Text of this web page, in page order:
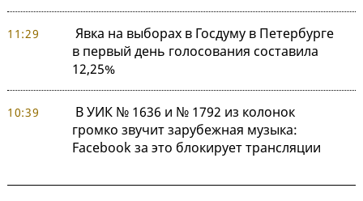
11:29
Явка на выборах в Госдуму в Петербурге
в первый день голосования составила
12,25%
10:39
В УИК № 1636 и № 1792 из колонок
громко звучит зарубежная музыка:
Facebook за это блокирует трансляции